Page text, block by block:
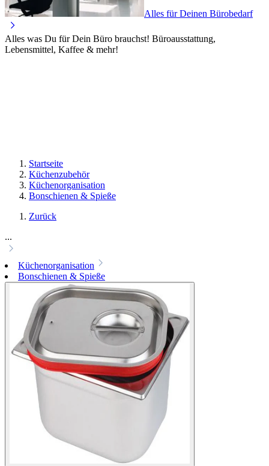
Alles für Deinen Bürobedarf
Alles was Du für Dein Büro brauchst! Büroausstattung,
Lebensmittel, Kaffee & mehr!
Startseite
Küchenzubehör
Küchenorganisation
Bonschienen & Spieße
Zurück
...
Küchenorganisation
Bonschienen & Spieße